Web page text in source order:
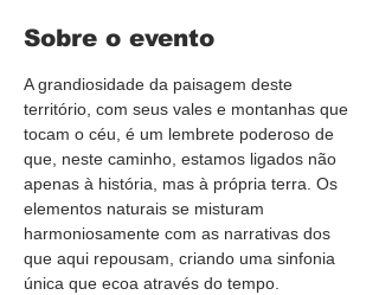
Sobre o evento
A grandiosidade da paisagem deste
território, com seus vales e montanhas que
tocam o céu, é um lembrete poderoso de
que, neste caminho, estamos ligados não
apenas à história, mas à própria terra. Os
elementos naturais se misturam
harmoniosamente com as narrativas dos
que aqui repousam, criando uma sinfonia
única que ecoa através do tempo.